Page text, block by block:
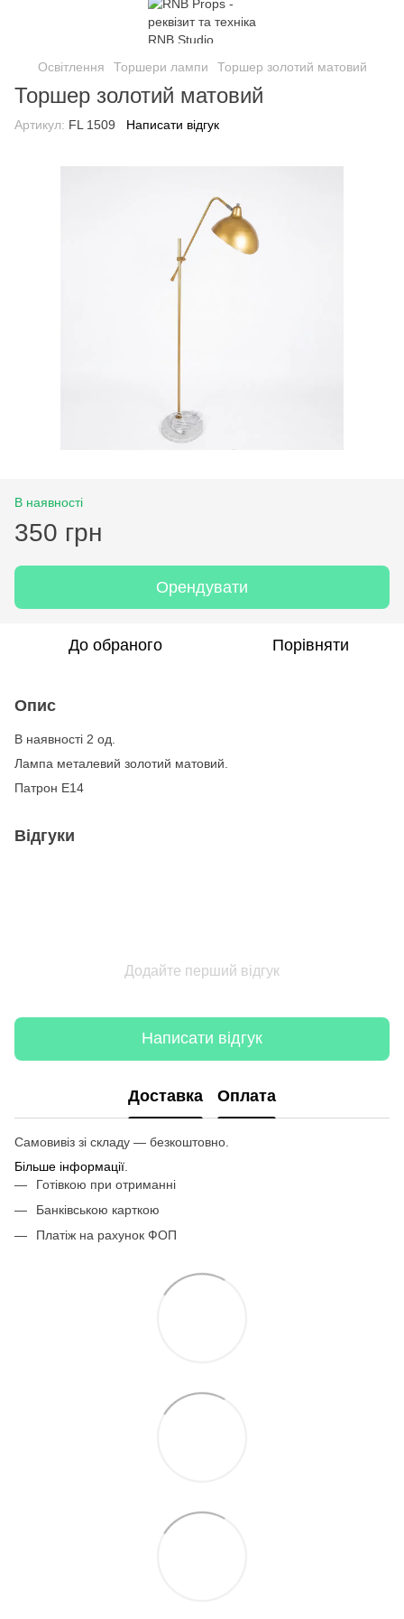
Освітлення Торшери лампи Торшер золотий матовий
Торшер золотий матовий
Артикул: FL 1509 Написати відгук
В наявності
350 грн
Орендувати
До обраного Порівняти
Опис
В наявності 2 од.
Лампа металевий золотий матовий.
Патрон Е14
Відгуки
Додайте перший відгук
Написати відгук
Доставка Оплата
Самовивіз зі складу — безкоштовно.
Більше інформації
Готівкою при отриманні
Банківською карткою
Платіж на рахунок ФОП